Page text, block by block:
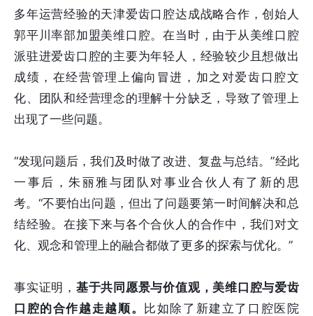
多年运营经验的天津爱齿口腔达成战略合作，创始人
郭平川率部加盟美维口腔。在当时，由于从美维口腔
派驻进爱齿口腔的主要为年轻人，经验较少且想做出
成绩，在经营管理上偏向冒进，加之对爱齿口腔文
化、团队和经营理念的理解十分缺乏，导致了管理上
出现了一些问题。
“发现问题后，我们及时做了改进、复盘与总结。”经此
一事后，朱丽雅与团队对事业合伙人有了新的思
考。“不要怕出问题，但出了问题要第一时间解决和总
结经验。在接下来与各个合伙人的合作中，我们对文
化、观念和管理上的融合都做了更多的探索与优化。”
事实证明， 基于共同愿景与价值观，美维口腔与爱齿
口腔的合作越走越顺。 比如除了新建立了口腔医院